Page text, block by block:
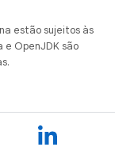
estão sujeitos às
e OpenJDK são